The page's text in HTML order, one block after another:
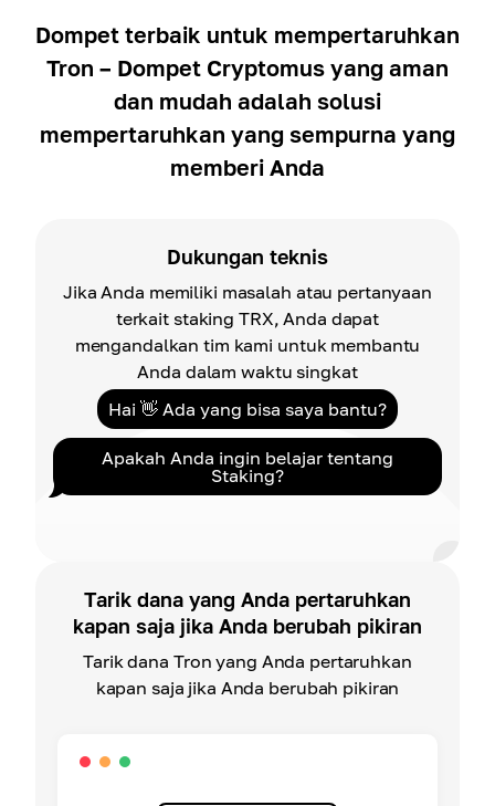
Dompet terbaik untuk mempertaruhkan
Tron – Dompet Cryptomus yang aman
dan mudah adalah solusi
mempertaruhkan yang sempurna yang
memberi Anda
Hai 👋 Ada yang bisa saya bantu?
Apakah Anda ingin belajar tentang
Staking?
Dukungan teknis
Jika Anda memiliki masalah atau pertanyaan
terkait staking TRX, Anda dapat
mengandalkan tim kami untuk membantu
Anda dalam waktu singkat
Tarik dana yang Anda pertaruhkan
kapan saja jika Anda berubah pikiran
Tarik dana Tron yang Anda pertaruhkan
kapan saja jika Anda berubah pikiran